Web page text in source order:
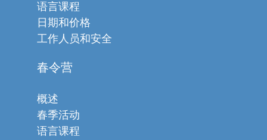
语言课程
日期和价格
工作人员和安全
春令营
概述
春季活动
语言课程